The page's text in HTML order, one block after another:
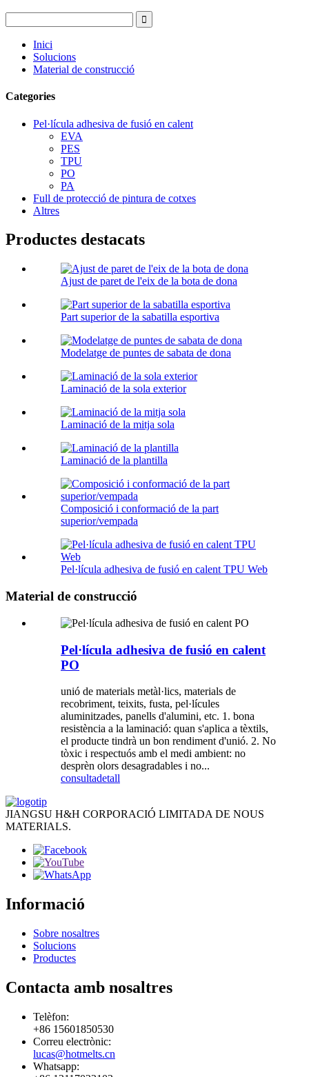
Inici
Solucions
Material de construcció
Categories
Pel·lícula adhesiva de fusió en calent
EVA
PES
TPU
PO
PA
Full de protecció de pintura de cotxes
Altres
Productes destacats
Ajust de paret de l'eix de la bota de dona
Part superior de la sabatilla esportiva
Modelatge de puntes de sabata de dona
Laminació de la sola exterior
Laminació de la mitja sola
Laminació de la plantilla
Composició i conformació de la part
superior/vempada
Pel·lícula adhesiva de fusió en calent TPU Web
Material de construcció
Pel·lícula adhesiva de fusió en calent
PO
unió de materials metàl·lics, materials de
recobriment, teixits, fusta, pel·lícules
aluminitzades, panells d'alumini, etc. 1. bona
resistència a la laminació: quan s'aplica a tèxtils,
el producte tindrà un bon rendiment d'unió. 2. No
tòxic i respectuós amb el medi ambient: no
desprèn olors desagradables i no...
consultadetall
JIANGSU H&H CORPORACIÓ LIMITADA DE NOUS
MATERIALS.
Informació
Sobre nosaltres
Solucions
Productes
Contacta amb nosaltres
Telèfon:
+86 15601850530
Correu electrònic:
lucas@hotmelts.cn
Whatsapp: